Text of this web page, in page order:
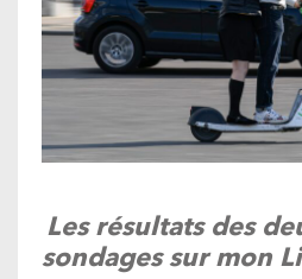
Les résultats des
sondages sur mon